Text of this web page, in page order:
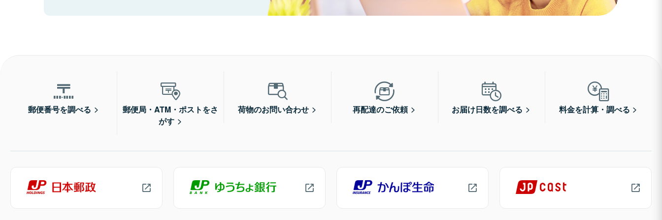
郵便番号を調べる
郵便局・ATM・ポストをさ
がす
荷物のお問い合わせ 再配達のご依頼 お届け日数を調べる 料金を計算・調べる